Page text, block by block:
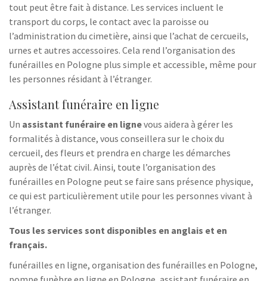
tout peut être fait à distance. Les services incluent le
transport du corps, le contact avec la paroisse ou
l’administration du cimetière, ainsi que l’achat de cercueils,
urnes et autres accessoires. Cela rend l’organisation des
funérailles en Pologne plus simple et accessible, même pour
les personnes résidant à l’étranger.
Assistant funéraire en ligne
Un assistant funéraire en lignevous aidera à gérer les
formalités à distance, vous conseillera sur le choix du
cercueil, des fleurs et prendra en charge les démarches
auprès de l’état civil. Ainsi, toute l’organisation des
funérailles en Pologne peut se faire sans présence physique,
ce qui est particulièrement utile pour les personnes vivant à
l’étranger.
Tous les services sont disponibles en anglais et en
français.
funérailles en ligne, organisation des funérailles en Pologne,